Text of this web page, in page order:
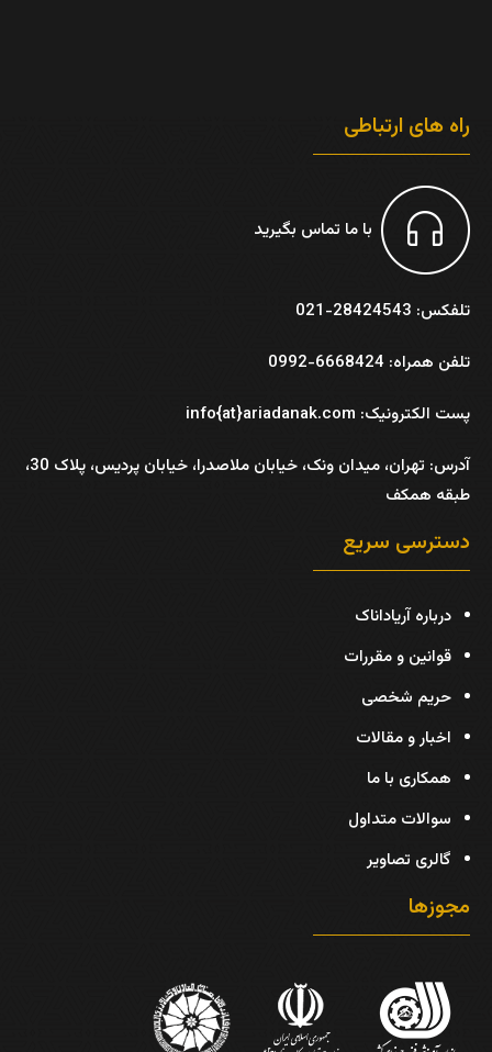
راه های ارتباطی
با ما تماس بگیرید
تلفکس: 28424543-021
تلفن همراه: 6668424-0992
پست الکترونیک: info{at}ariadanak.com
آدرس:
تهران، میدان ونک، خیابان ملاصدرا، خیابان پردیس، پلاک 30،
طبقه همکف
دسترسی سریع
درباره آریاداناک
قوانین و مقررات
حریم شخصی
اخبار و مقالات
همکاری با ما
سوالات متداول
گالری تصاویر
مجوزها